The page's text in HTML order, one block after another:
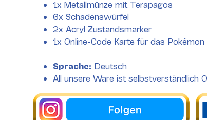
1x Metallmünze mit Terapagos
6x Schadenswürfel
2x Acryl Zustandsmarker
1x Online-Code Karte für das
Sprache: Deutsch
All unsere Ware ist selbstverständlich